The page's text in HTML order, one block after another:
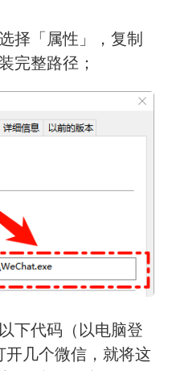
择「属性」，复制
完整路径；
下代码（以电脑登
开几个微信，就将这